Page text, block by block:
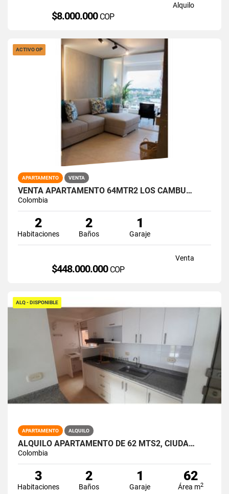
Alquilo
$8.000.000 COP
ACTIVO OP
APARTAMENTO VENTA
VENTA APARTAMENTO 64MTR2 LOS CAMBU…
Colombia
2
Habitaciones
2
Baños
1
Garaje
Venta
$448.000.000 COP
ALQ - DISPONIBLE
APARTAMENTO ALQUILO
ALQUILO APARTAMENTO DE 62 MTS2, CIUDA…
Colombia
3
Habitaciones
2
Baños
1
Garaje
62
Área m2